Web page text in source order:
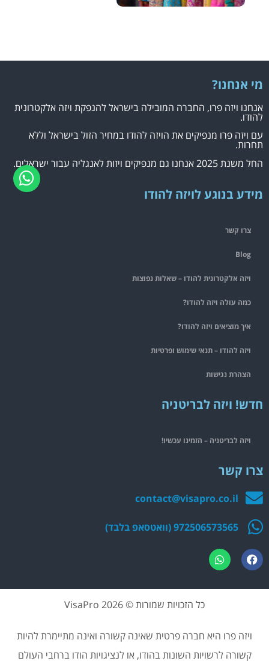
מי אנחנו?
אנחנו ויזה פרו, החברה המובילה בישראל להנפקת ויזה אלקטרונית
להודו.
עם ויזה פרו מנפיקים את הויזה להודו במחיר הזול בישראל וללא
תחרות.
החל משנת 2025 אנחנו גם מנפיקים ויזות לאנגליה עבור ישראלים.
מידע בנוגע לויזה להודו
צרו קשר
Blog
ויזה אלקטרונית להודו – שאלות נפוצות
כמה עולה ויזה להודו?
איך מוציאים ויזה להודו?
ויזה להודו – תנאי שימוש ופרטיות
הצהרת נגישות
חדש! ויזה לבריטניה
ויזה לבריטניה – הזמינו עכשיו!
צרו קשר
contact@visapro.co.il
972506573565 (וואטסאפ בלבד)
כל הזכויות שמורות © 2026 VisaPro
ויזה פרו היא חברה פרטית שאינה קשורה ואינה מתיימרת להיות
קשורה לרשויות השונות בהודו, או לנציגויות הודו ברחבי העולם